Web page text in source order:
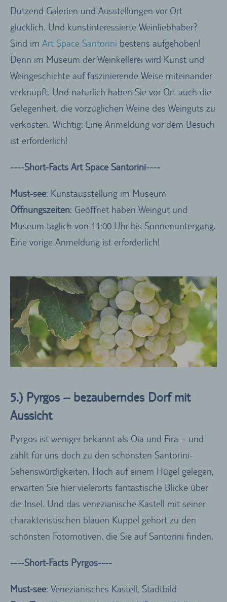
Dutzend Galerien und Ausstellungen vor Ort
glücklich. Und kunstinteressierte Weinliebhaber?
Sind im Art Space Santorini bestens aufgehoben!
Denn im Museum der Weinkellerei wird Kunst und
Weingeschichte auf faszinierende Weise miteinander
verknüpft. Und natürlich haben Sie vor Ort auch die
Gelegenheit, die vorzüglichen Weine des Weinguts zu
verkosten. Wichtig: Eine Anmeldung vor dem Besuch
ist erforderlich!
----Short-Facts Art Space Santorini----
Must-see: Kunstausstellung im Museum
Öffnungszeiten: Geöffnet haben Weingut und
Museum täglich von 11:00 Uhr bis Sonnenuntergang.
Eine vorige Anmeldung ist erforderlich!
5.) Pyrgos – bezauberndes Dorf mit
Aussicht
Pyrgos ist weniger bekannt als Oia und Fira – und
zählt für uns doch zu den schönsten Santorini-
Sehenswürdigkeiten. Hoch auf einem Hügel gelegen,
erwarten Sie hier vielerorts fantastische Blicke über
die Insel. Und das venezianische Kastell mit seiner
charakteristischen blauen Kuppel gehört zu den
schönsten Fotomotiven, die Sie auf Santorini finden.
----Short-Facts Pyrgos----
Must-see: Venezianisches Kastell, Stadtbild